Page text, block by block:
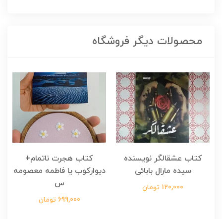
محصولات دیگر فروشگاه
کتاب عشقالگر نویسنده
سیده مارال بابائی
120,000 تومان
کتاب هجرت ناتمام+
دیوارکوب یا فاطمه معصومه
س
699,000 تومان